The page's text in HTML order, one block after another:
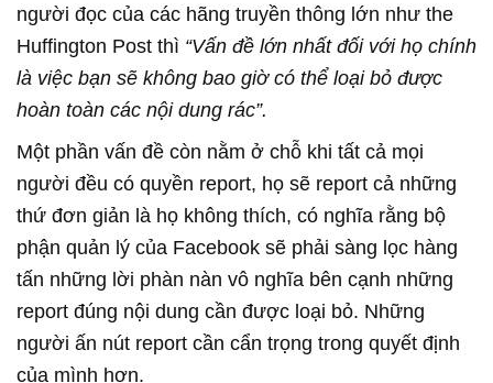
người đọc của các hãng truyền thông lớn như the
Huffington Post thì “Vấn đề lớn nhất đối với họ chính
là việc bạn sẽ không bao giờ có thể loại bỏ được
hoàn toàn các nội dung rác”.
Một phần vấn đề còn nằm ở chỗ khi tất cả mọi
người đều có quyền report, họ sẽ report cả những
thứ đơn giản là họ không thích, có nghĩa rằng bộ
phận quản lý của Facebook sẽ phải sàng lọc hàng
tấn những lời phàn nàn vô nghĩa bên cạnh những
report đúng nội dung cần được loại bỏ. Những
người ấn nút report cần cẩn trọng trong quyết định
của mình hơn.